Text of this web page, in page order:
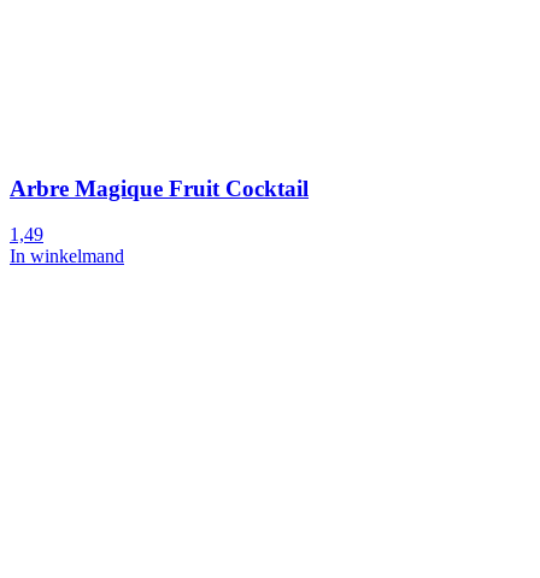
Arbre Magique Fruit Cocktail
1,49
In winkelmand